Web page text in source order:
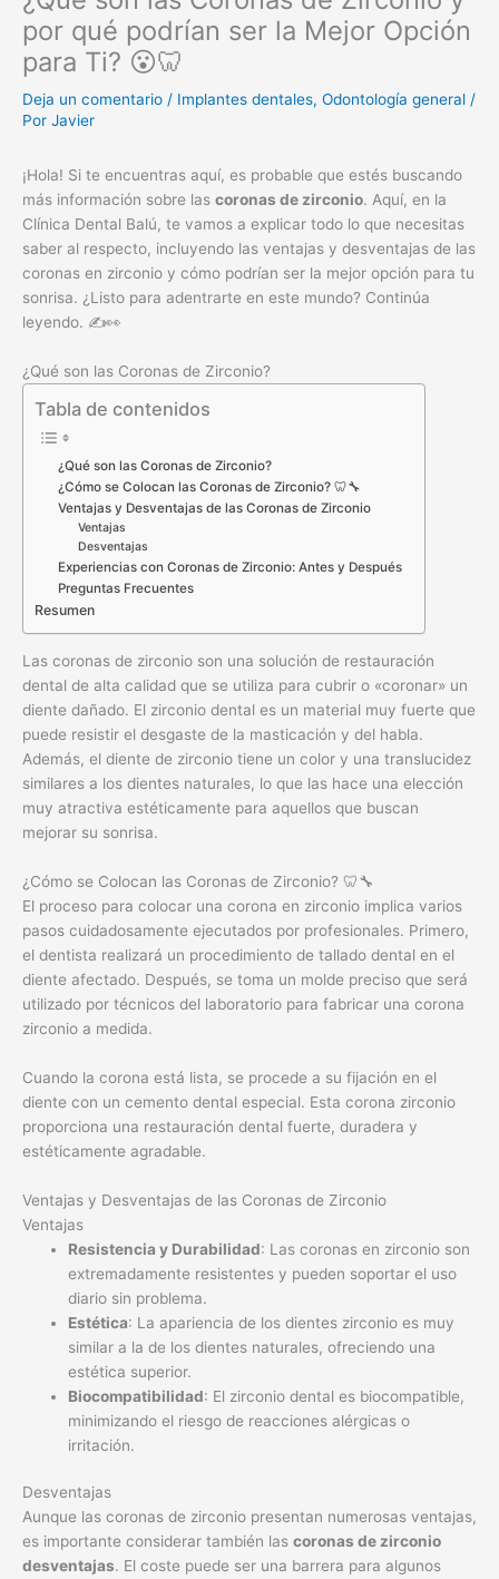
por qué podrían ser la Mejor Opción
para Ti? 😮🦷
Deja un comentario / Implantes dentales, Odontología general /
Por Javier
¡Hola! Si te encuentras aquí, es probable que estés buscando
más información sobre las coronas de zirconio. Aquí, en la
Clínica Dental Balú, te vamos a explicar todo lo que necesitas
saber al respecto, incluyendo las ventajas y desventajas de las
coronas en zirconio y cómo podrían ser la mejor opción para tu
sonrisa. ¿Listo para adentrarte en este mundo? Continúa
leyendo. ✍️👀
¿Qué son las Coronas de Zirconio?
Tabla de contenidos
¿Qué son las Coronas de Zirconio?
¿Cómo se Colocan las Coronas de Zirconio? 🦷🔧
Ventajas y Desventajas de las Coronas de Zirconio
Ventajas
Desventajas
Experiencias con Coronas de Zirconio: Antes y Después
Preguntas Frecuentes
Resumen
Las coronas de zirconio son una solución de restauración
dental de alta calidad que se utiliza para cubrir o «coronar» un
diente dañado. El zirconio dental es un material muy fuerte que
puede resistir el desgaste de la masticación y del habla.
Además, el diente de zirconio tiene un color y una translucidez
similares a los dientes naturales, lo que las hace una elección
muy atractiva estéticamente para aquellos que buscan
mejorar su sonrisa.
¿Cómo se Colocan las Coronas de Zirconio? 🦷🔧
El proceso para colocar una corona en zirconio implica varios
pasos cuidadosamente ejecutados por profesionales. Primero,
el dentista realizará un procedimiento de tallado dental en el
diente afectado. Después, se toma un molde preciso que será
utilizado por técnicos del laboratorio para fabricar una corona
zirconio a medida.
Cuando la corona está lista, se procede a su fijación en el
diente con un cemento dental especial. Esta corona zirconio
proporciona una restauración dental fuerte, duradera y
estéticamente agradable.
Ventajas y Desventajas de las Coronas de Zirconio
Ventajas
Resistencia y Durabilidad: Las coronas en zirconio son
extremadamente resistentes y pueden soportar el uso
diario sin problema.
Estética: La apariencia de los dientes zirconio es muy
similar a la de los dientes naturales, ofreciendo una
estética superior.
Biocompatibilidad: El zirconio dental es biocompatible,
minimizando el riesgo de reacciones alérgicas o
irritación.
Desventajas
Aunque las coronas de zirconio presentan numerosas ventajas,
es importante considerar también las coronas de zirconio
desventajas. El coste puede ser una barrera para algunos